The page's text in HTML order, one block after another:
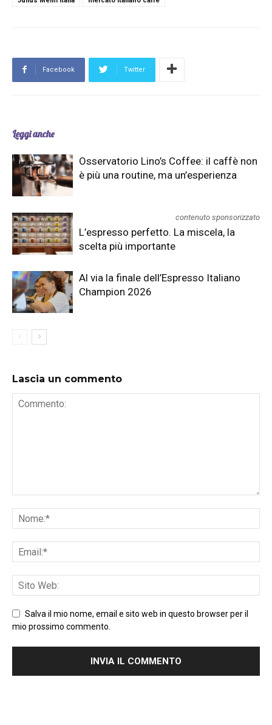
Facebook Twitter
Leggi anche
Osservatorio Lino’s Coffee: il caffè non
è più una routine, ma un’esperienza
contenuto sponsorizzato
L’espresso perfetto. La miscela, la
scelta più importante
Al via la finale dell’Espresso Italiano
Champion 2026
Lascia un commento
Salva il mio nome, email e sito web in questo browser per il
mio prossimo commento.